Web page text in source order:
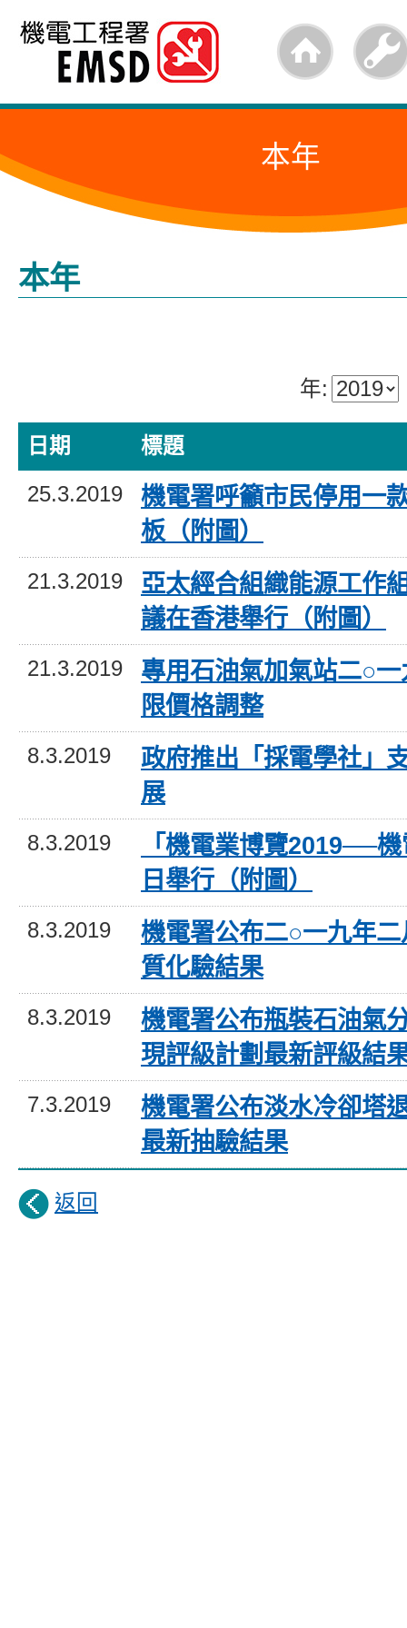
跳
內
的
始
本年
本年
年:
日期 標題
25.3.2019
機電署呼籲市民停用一
板（附圖）
21.3.2019
亞太經合組織能源工作
議在香港舉行（附圖）
21.3.2019
專用石油氣加氣站二○
限價格調整
8.3.2019
政府推出「採電學社」
展
8.3.2019
「機電業博覽2019──
日舉行（附圖）
8.3.2019
機電署公布二○一九年
質化驗結果
8.3.2019
機電署公布瓶裝石油氣
現評級計劃最新評級結
7.3.2019
機電署公布淡水冷卻塔
最新抽驗結果
返回